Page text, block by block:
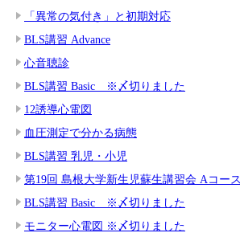
「異常の気付き」と初期対応
BLS講習 Advance
心音聴診
BLS講習 Basic ※〆切りました
12誘導心電図
血圧測定で分かる病態
BLS講習 乳児・小児
第19回 島根大学新生児蘇生講習会 Aコー
BLS講習 Basic ※〆切りました
モニター心電図 ※〆切りました